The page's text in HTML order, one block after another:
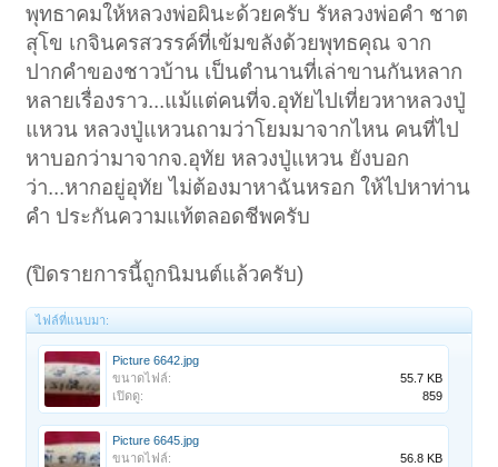
พุทธาคมให้หลวงพ่อผินะด้วยครับ รัหลวงพ่อคำ ชาต
สุโข เกจินครสวรรค์ที่เข้มขลังด้วยพุทธคุณ จาก
ปากคำของชาวบ้าน เป็นตำนานที่เล่าขานกันหลาก
หลายเรื่องราว...แม้แต่คนที่จ.อุทัยไปเที่ยวหาหลวงปู่
แหวน หลวงปู่แหวนถามว่าโยมมาจากไหน คนที่ไป
หาบอกว่ามาจากจ.อุทัย หลวงปู่แหวน ยังบอก
ว่า...หากอยู่อุทัย ไม่ต้องมาหาฉันหรอก ให้ไปหาท่าน
คำ ประกันความแท้ตลอดชีพครับ
(ปิดรายการนี้ถูกนิมนต์แล้วครับ)
ไฟล์ที่แนบมา:
Picture 6642.jpg
ขนาดไฟล์:
55.7 KB
เปิดดู:
859
Picture 6645.jpg
ขนาดไฟล์:
56.8 KB